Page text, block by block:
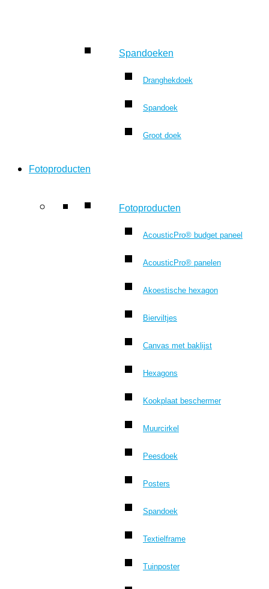
Spandoeken
Dranghekdoek
Spandoek
Groot doek
Fotoproducten
Fotoproducten
AcousticPro® budget paneel
AcousticPro® panelen
Akoestische hexagon
Bierviltjes
Canvas met baklijst
Hexagons
Kookplaat beschermer
Muurcirkel
Peesdoek
Posters
Spandoek
Textielframe
Tuinposter